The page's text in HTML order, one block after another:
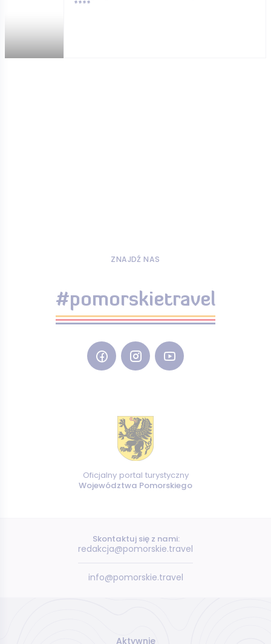
****
ZNAJDŹ NAS
#pomorskietravel
Oficjalny portal turystyczny
Województwa Pomorskiego
Skontaktuj się z nami:
redakcja@pomorskie.travel
info@pomorskie.travel
Aktywnie